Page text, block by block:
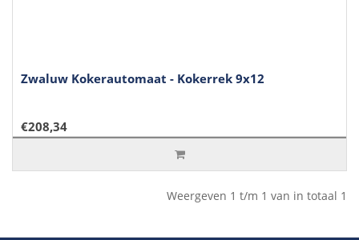
Zwaluw Kokerautomaat - Kokerrek 9x12
€208,34
Weergeven 1 t/m 1 van in totaal 1